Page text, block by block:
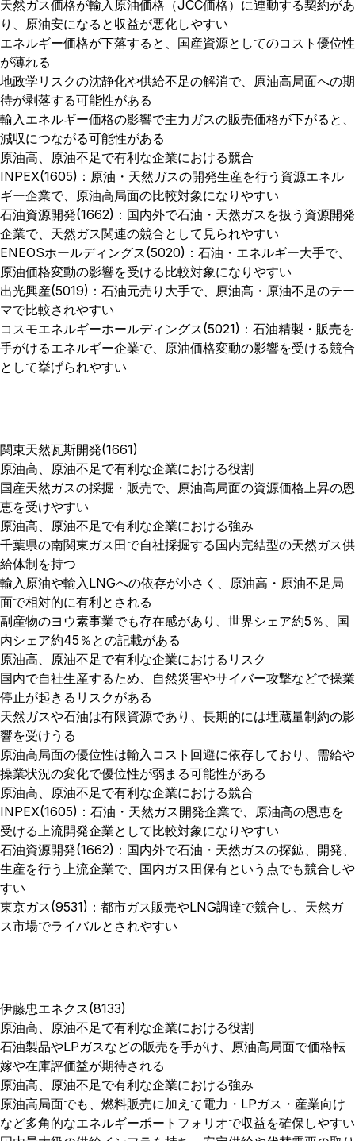
天然ガス価格が輸入原油価格（JCC価格）に連動する契約があ
り、原油安になると収益が悪化しやすい
エネルギー価格が下落すると、国産資源としてのコスト優位性
が薄れる
地政学リスクの沈静化や供給不足の解消で、原油高局面への期
待が剥落する可能性がある
輸入エネルギー価格の影響で主力ガスの販売価格が下がると、
減収につながる可能性がある
原油高、原油不足で有利な企業における競合
INPEX(1605)：原油・天然ガスの開発生産を行う資源エネル
ギー企業で、原油高局面の比較対象になりやすい
石油資源開発(1662)：国内外で石油・天然ガスを扱う資源開発
企業で、天然ガス関連の競合として見られやすい
ENEOSホールディングス(5020)：石油・エネルギー大手で、
原油価格変動の影響を受ける比較対象になりやすい
出光興産(5019)：石油元売り大手で、原油高・原油不足のテー
マで比較されやすい
コスモエネルギーホールディングス(5021)：石油精製・販売を
手がけるエネルギー企業で、原油価格変動の影響を受ける競合
として挙げられやすい
関東天然瓦斯開発(1661)
原油高、原油不足で有利な企業における役割
国産天然ガスの採掘・販売で、原油高局面の資源価格上昇の恩
恵を受けやすい
原油高、原油不足で有利な企業における強み
千葉県の南関東ガス田で自社採掘する国内完結型の天然ガス供
給体制を持つ
輸入原油や輸入LNGへの依存が小さく、原油高・原油不足局
面で相対的に有利とされる
副産物のヨウ素事業でも存在感があり、世界シェア約5％、国
内シェア約45％との記載がある
原油高、原油不足で有利な企業におけるリスク
国内で自社生産するため、自然災害やサイバー攻撃などで操業
停止が起きるリスクがある
天然ガスや石油は有限資源であり、長期的には埋蔵量制約の影
響を受けうる
原油高局面の優位性は輸入コスト回避に依存しており、需給や
操業状況の変化で優位性が弱まる可能性がある
原油高、原油不足で有利な企業における競合
INPEX(1605)：石油・天然ガス開発企業で、原油高の恩恵を
受ける上流開発企業として比較対象になりやすい
石油資源開発(1662)：国内外で石油・天然ガスの探鉱、開発、
生産を行う上流企業で、国内ガス田保有という点でも競合しや
すい
東京ガス(9531)：都市ガス販売やLNG調達で競合し、天然ガ
ス市場でライバルとされやすい
伊藤忠エネクス(8133)
原油高、原油不足で有利な企業における役割
石油製品やLPガスなどの販売を手がけ、原油高局面で価格転
嫁や在庫評価益が期待される
原油高、原油不足で有利な企業における強み
原油高局面でも、燃料販売に加えて電力・LPガス・産業向け
など多角的なエネルギーポートフォリオで収益を確保しやすい